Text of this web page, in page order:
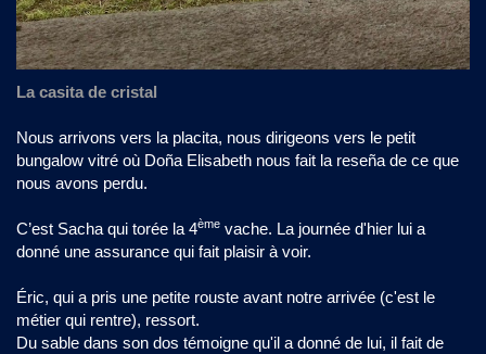
La casita de cristal
Nous arrivons vers la placita, nous dirigeons vers le petit
bungalow vitré où Doña Elisabeth nous fait la reseña de ce que
nous avons perdu.
C’est Sacha qui torée la 4ème vache. La journée d'hier lui a
donné une assurance qui fait plaisir à voir.
Éric, qui a pris une petite rouste avant notre arrivée (c'est le
métier qui rentre), ressort.
Du sable dans son dos témoigne qu'il a donné de lui, il fait de